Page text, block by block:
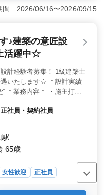
活躍しています。経験者
と専門知識が組織全体
者優遇の理由＞ 税務
は、よりスムーズに業
きます。また、経験者
組織全体の業務効率が
サービスを提供できま
ます。これにより、ス
ランスを取りやすく、
す。休日を十分に取る
充実した業務に取り組
間 2026/06/16〜2026/09/15
♪建築の意匠設
活躍中☆
計経験者募集！ 1級建築士
いたします☆ ＊設計実績
＊業務内容＊ ・施主打ち
算 ・確認申請、各種書類
定、設計監理 等 ・CAD操
勤可 資格手当 作業着支
タッフが在籍しておりま
のある職場です！ 皆様の
ちしております＾＾
社員・契約社員
駅
65歳
女性歓迎
正社員